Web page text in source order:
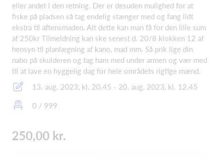
eller andet i den retning. Der er desuden mulighed for at
fiske på pladsen så tag endelig stænger med og fang lidt
ekstra til aftensmaden. Alt dette kan man få for den lille sum
af 250kr Tilmeldning kan ske senest d. 20/8 klokken 12 af
hensyn til planlægning af kano, mad mm. Så prik lige din
nabo på skulderen og tag ham med under armen og vær med
til at lave en hyggelig dag for hele områdets rigtige mænd.
13. aug. 2023, kl. 20.45 - 20. aug. 2023, kl. 12.45
0 / 999
250,00 kr.